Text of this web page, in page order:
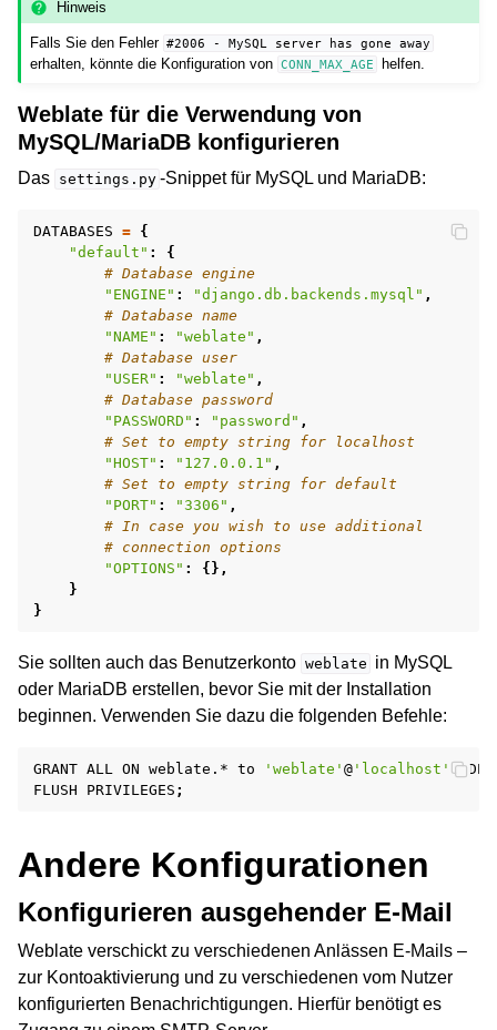
Hinweis
Falls Sie den Fehler #2006 - MySQL server has gone away
erhalten, könnte die Konfiguration von CONN_MAX_AGE helfen.
Weblate für die Verwendung von
MySQL/MariaDB konfigurieren
Das settings.py -Snippet für MySQL und MariaDB:
DATABASES = {
"default" :
{
# Database engine
"ENGINE" : "django.db.backends.mysql" ,
# Database name
"NAME" : "weblate" ,
# Database user
"USER" : "weblate" ,
# Database password
"PASSWORD" : "password" ,
# Set to empty string for localhost
"HOST" : "127.0.0.1" ,
# Set to empty string for default
"PORT" : "3306" ,
# In case you wish to use additional
# connection options
"OPTIONS" :
{},
}
}
Sie sollten auch das Benutzerkonto weblate in MySQL
oder MariaDB erstellen, bevor Sie mit der Installation
beginnen. Verwenden Sie dazu die folgenden Befehle:
GRANT ALL ON weblate.* to 'weblate' @ 'localhost'
FLUSH
PRIVILEGES ;
Andere Konfigurationen
Konfigurieren ausgehender E-Mail
Weblate verschickt zu verschiedenen Anlässen E-Mails –
zur Kontoaktivierung und zu verschiedenen vom Nutzer
konfigurierten Benachrichtigungen. Hierfür benötigt es